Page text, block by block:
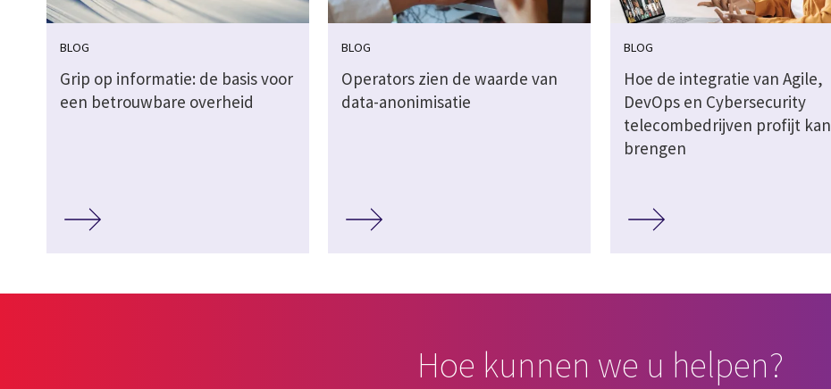
BLOG
Grip op informatie: de basis voor
een betrouwbare overheid
BLOG
Operators zien de waarde van
data-anonimisatie
BLOG
Hoe de integratie van Agile,
DevOps en Cybersecurity
telecombedrijven profijt kan
brengen
Hoe kunnen we u helpen?